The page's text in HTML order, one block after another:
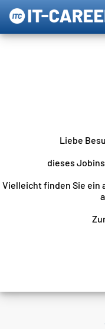
Liebe
dieses
Vielleicht finden Sie ein